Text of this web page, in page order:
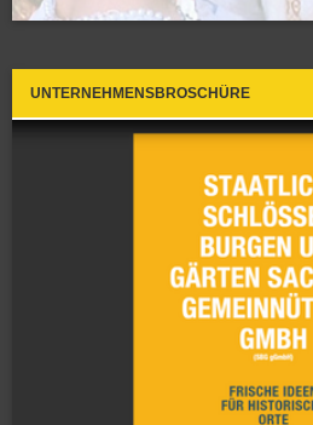
UNTERNEHMENSBROSCHÜRE